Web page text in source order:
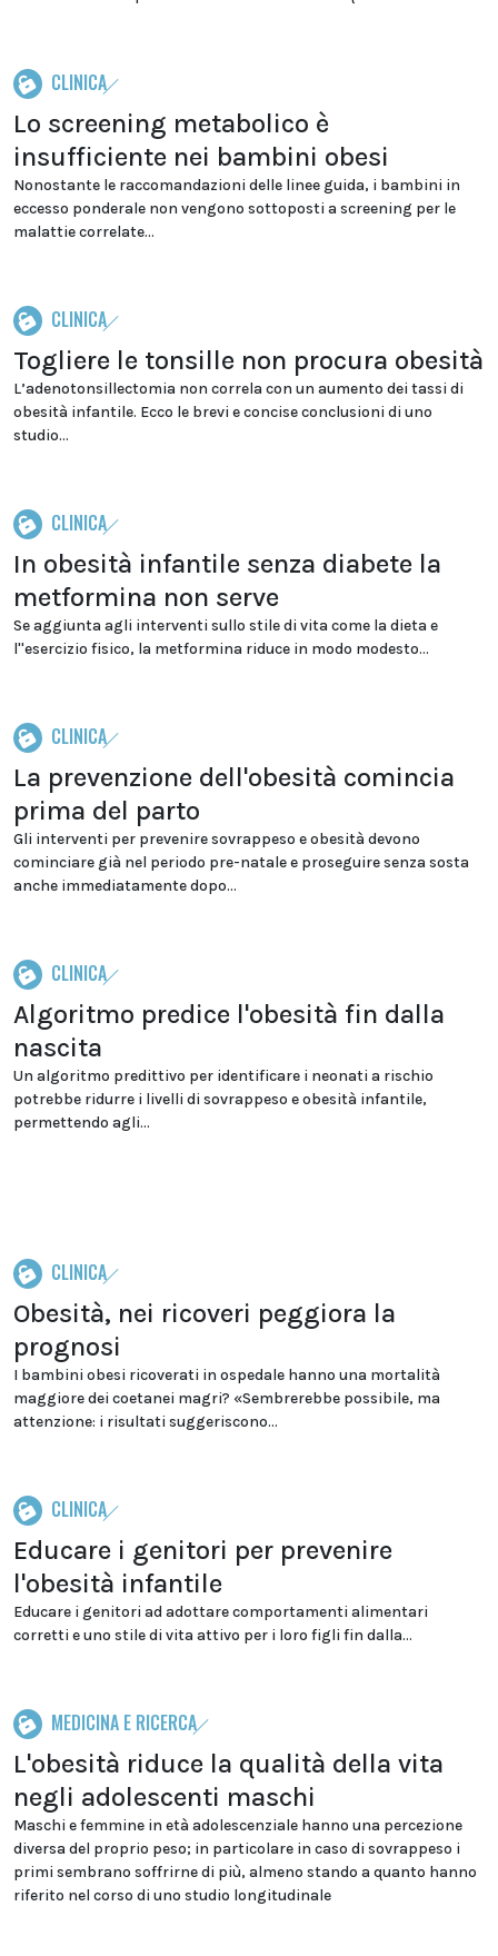
CLINICA
Lo screening metabolico è
insufficiente nei bambini obesi
Nonostante le raccomandazioni delle linee guida, i bambini in
eccesso ponderale non vengono sottoposti a screening per le
malattie correlate...
CLINICA
Togliere le tonsille non procura obesità
L’adenotonsillectomia non correla con un aumento dei tassi di
obesità infantile. Ecco le brevi e concise conclusioni di uno
studio...
CLINICA
In obesità infantile senza diabete la
metformina non serve
Se aggiunta agli interventi sullo stile di vita come la dieta e
l''esercizio fisico, la metformina riduce in modo modesto...
CLINICA
La prevenzione dell'obesità comincia
prima del parto
Gli interventi per prevenire sovrappeso e obesità devono
cominciare già nel periodo pre-natale e proseguire senza sosta
anche immediatamente dopo...
CLINICA
Algoritmo predice l'obesità fin dalla
nascita
Un algoritmo predittivo per identificare i neonati a rischio
potrebbe ridurre i livelli di sovrappeso e obesità infantile,
permettendo agli...
CLINICA
Obesità, nei ricoveri peggiora la
prognosi
I bambini obesi ricoverati in ospedale hanno una mortalità
maggiore dei coetanei magri? «Sembrerebbe possibile, ma
attenzione: i risultati suggeriscono...
CLINICA
Educare i genitori per prevenire
l'obesità infantile
Educare i genitori ad adottare comportamenti alimentari
corretti e uno stile di vita attivo per i loro figli fin dalla...
MEDICINA E RICERCA
L'obesità riduce la qualità della vita
negli adolescenti maschi
Maschi e femmine in età adolescenziale hanno una percezione
diversa del proprio peso; in particolare in caso di sovrappeso i
primi sembrano soffrirne di più, almeno stando a quanto hanno
riferito nel corso di uno studio longitudinale